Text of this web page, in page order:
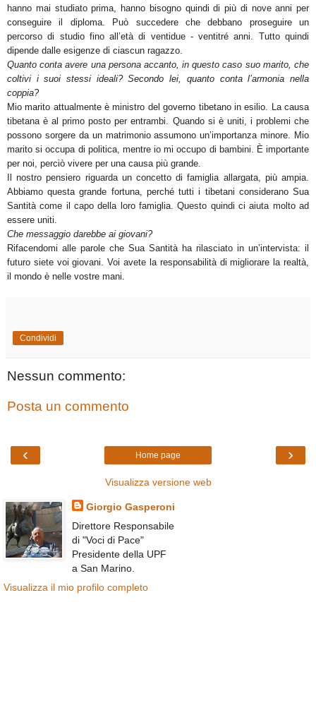
hanno mai studiato prima, hanno bisogno quindi di più di nove anni per
conseguire il diploma. Può succedere che debbano proseguire un
percorso di studio fino all’età di ventidue - ventitré anni. Tutto quindi
dipende dalle esigenze di ciascun ragazzo.
Quanto conta avere una persona accanto, in questo caso suo marito, che
coltivi i suoi stessi ideali? Secondo lei, quanto conta l’armonia nella
coppia?
Mio marito attualmente è ministro del governo tibetano in esilio. La causa
tibetana è al primo posto per entrambi. Quando si è uniti, i problemi che
possono sorgere da un matrimonio assumono un’importanza minore. Mio
marito si occupa di politica, mentre io mi occupo di bambini. È importante
per noi, perciò vivere per una causa più grande.
Il nostro pensiero riguarda un concetto di famiglia allargata, più ampia.
Abbiamo questa grande fortuna, perché tutti i tibetani considerano Sua
Santità come il capo della loro famiglia. Questo quindi ci aiuta molto ad
essere uniti.
Che messaggio darebbe ai giovani?
Rifacendomi alle parole che Sua Santità ha rilasciato in un’intervista: il
futuro siete voi giovani. Voi avete la responsabilità di migliorare la realtà,
il mondo è nelle vostre mani.
Condividi
Nessun commento:
Posta un commento
‹ ›
Home page
Visualizza versione web
Giorgio Gasperoni
Direttore Responsabile
di "Voci di Pace"
Presidente della UPF
a San Marino.
Visualizza il mio profilo completo